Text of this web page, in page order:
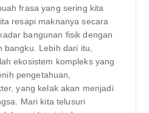
frasa yang sering kita
resapi maknanya secara
bangunan fisik dengan
bangku. Lebih dari itu,
ekosistem kompleks yang
pengetahuan,
yang kelak akan menjadi
Mari kita telusuri